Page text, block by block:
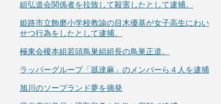
組弘道会関係者を拉致して殺害したとして逮捕。
姫路市立飾磨小学校教諭の目木優基が女子高生にわい
せつ行為をしたとして逮捕。
極東会榎本組若頭鳥巣組組長の鳥巣正道。
ラッパーグループ「舐達麻」のメンバーら４人を逮捕
旭川のソープランド夢を摘発